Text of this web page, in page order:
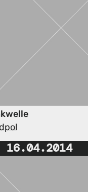
16.04.2014